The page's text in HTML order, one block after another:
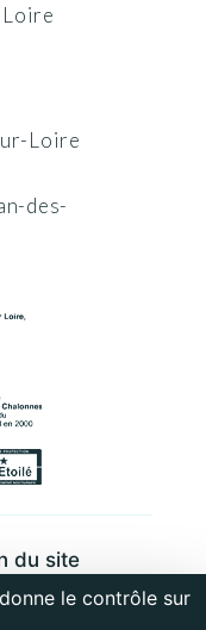
Loire
des-
du site
le contrôle sur